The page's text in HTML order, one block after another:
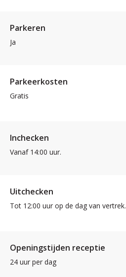
Parkeren
Ja
Parkeerkosten
Gratis
Inchecken
Vanaf 14:00 uur.
Uitchecken
Tot 12:00 uur op de dag van vertrek.
Openingstijden receptie
24 uur per dag